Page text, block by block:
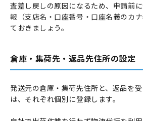
査差し戻しの原因になるため、申請前
報（支店名・口座番号・口座名義のカ
ておきましょう。
倉庫・集荷先・返品先住所の設定
発送元の倉庫・集荷先住所と、返品を
は、それぞれ個別に登録します。